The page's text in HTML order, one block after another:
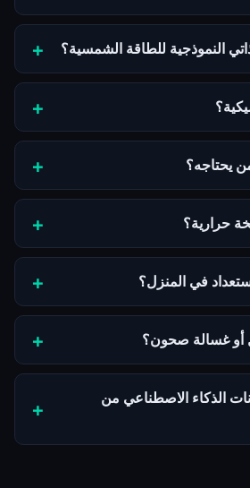
النموذجية للطاقة الشمسية؟
يحتاجه؟
حرارية؟
في المنزل؟
أو غسالة صحون؟
الذكاء الاصطناعي من